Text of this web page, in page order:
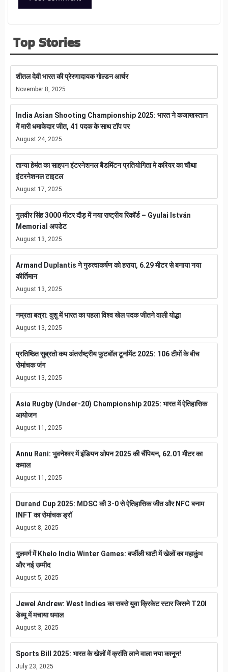
Top Stories
शीतल देवी भारत की प्रेरणादायक गोल्डन आर्चर
November 8, 2025
India Asian Shooting Championship 2025: भारत ने कजाखस्तान
में मारी धमाकेदार जीत, 41 पदक के साथ टॉप पर
August 24, 2025
तान्या हेमंत का साइपन इंटरनेशनल बैडमिंटन प्रतियोगिता मे करियर का चौथा
इंटरनेशनल टाइटल
August 17, 2025
गुलवीर सिंह 3000 मीटर दौड़ में नया राष्ट्रीय रिकॉर्ड – Gyulai István
Memorial अपडेट
August 13, 2025
Armand Duplantis ने गुरुत्वाकर्षण को हराया, 6.29 मीटर से बनाया नया
कीर्तिमान
August 13, 2025
नम्रता बत्रा: वुशु में भारत का पहला विश्व खेल पदक जीतने वाली योद्धा
August 13, 2025
प्रतिष्ठित सुब्रतो कप अंतर्राष्ट्रीय फुटबॉल टूर्नामेंट 2025: 106 टीमों के बीच
रोमांचक जंग
August 13, 2025
Asia Rugby (Under-20) Championship 2025: भारत में ऐतिहासिक
आयोजन
August 11, 2025
Annu Rani: भुवनेश्वर में इंडियन ओपन 2025 की चैंपियन, 62.01 मीटर का
कमाल
August 11, 2025
Durand Cup 2025: MDSC की 3-0 से ऐतिहासिक जीत और NFC बनाम
INFT का रोमांचक ड्रॉ
August 8, 2025
गुलमर्ग में Khelo India Winter Games: बर्फीली घाटी में खेलों का महाकुंभ
और नई उम्मीद
August 5, 2025
Jewel Andrew: West Indies का सबसे युवा क्रिकेट स्टार जिसने T20I
डेब्यू में मचाया धमाल
August 3, 2025
Sports Bill 2025: भारत के खेलों में क्रांति लाने वाला नया कानून!
July 23, 2025